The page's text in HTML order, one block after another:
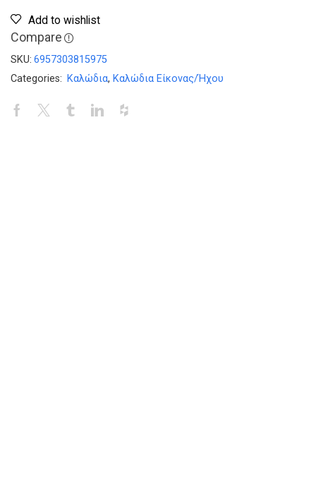
Add to wishlist
Compare
SKU: 6957303815975
Categories: Καλώδια, Καλώδια Είκονας/Ήχου